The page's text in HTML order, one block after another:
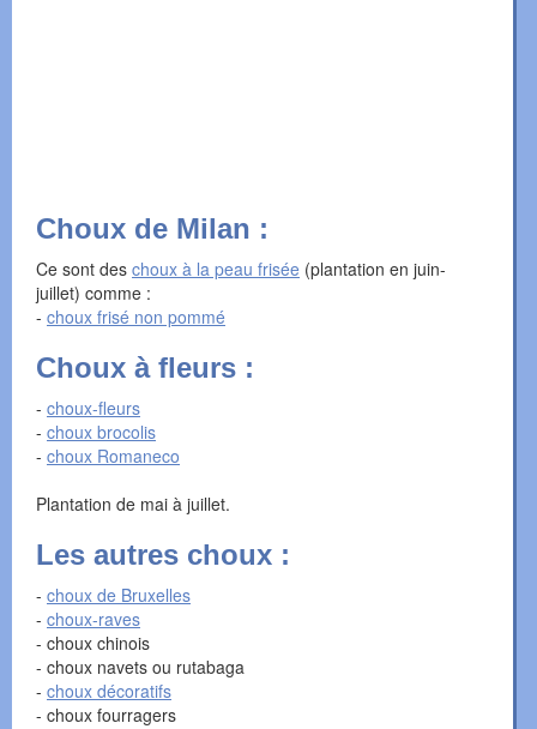
Choux de Milan :
Ce sont des choux à la peau frisée (plantation en juin-
juillet) comme :
- choux frisé non pommé
Choux à fleurs :
- choux-fleurs
- choux brocolis
- choux Romaneco
Plantation de mai à juillet.
Les autres choux :
- choux de Bruxelles
- choux-raves
- choux chinois
- choux navets ou rutabaga
- choux décoratifs
- choux fourragers